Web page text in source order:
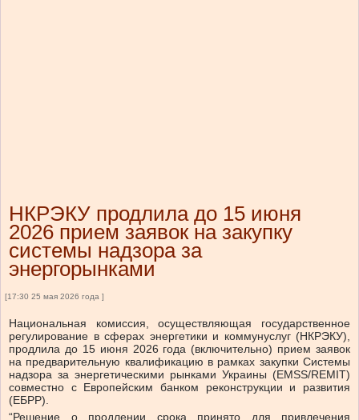
НКРЭКУ продлила до 15 июня
2026 прием заявок на закупку
системы надзора за
энергорынками
[17:30 25 мая 2026 года ]
Национальная комиссия, осуществляющая государственное
регулирование в сферах энергетики и коммунуслуг (НКРЭКУ),
продлила до 15 июня 2026 года (включительно) прием заявок
на предварительную квалификацию в рамках закупки Системы
надзора за энергетическими рынками Украины (EMSS/REMIT)
совместно с Европейским банком реконструкции и развития
(ЕБРР).
“Решение о продлении срока принято для привлечения